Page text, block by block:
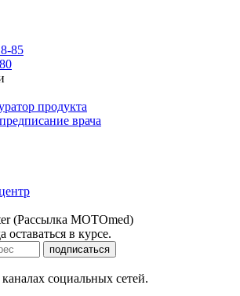
85
продукта
врача
(Рассылка MOTOmed)
в курсе.
подписаться
социальных сетей.